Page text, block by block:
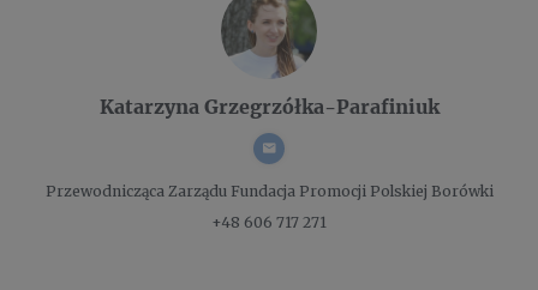
Katarzyna Grzegrzółka-Parafiniuk
Przewodnicząca Zarządu Fundacja Promocji Polskiej Borówki
+48 606 717 271